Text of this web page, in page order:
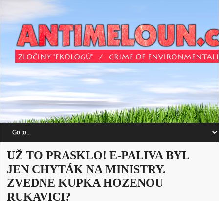
UŽ TO PRASKLO! E-PALIVA BYL
JEN CHYTÁK NA MINISTRY.
ZVEDNE KUPKA HOZENOU
RUKAVICI?